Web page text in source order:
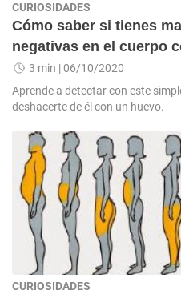
CURIOSIDADES
Cómo saber si tienes
negativas en el cuerpo
3 min | 06/10/2020
Aprende a detectar con este
deshacerte de él con un huevo.
CURIOSIDADES